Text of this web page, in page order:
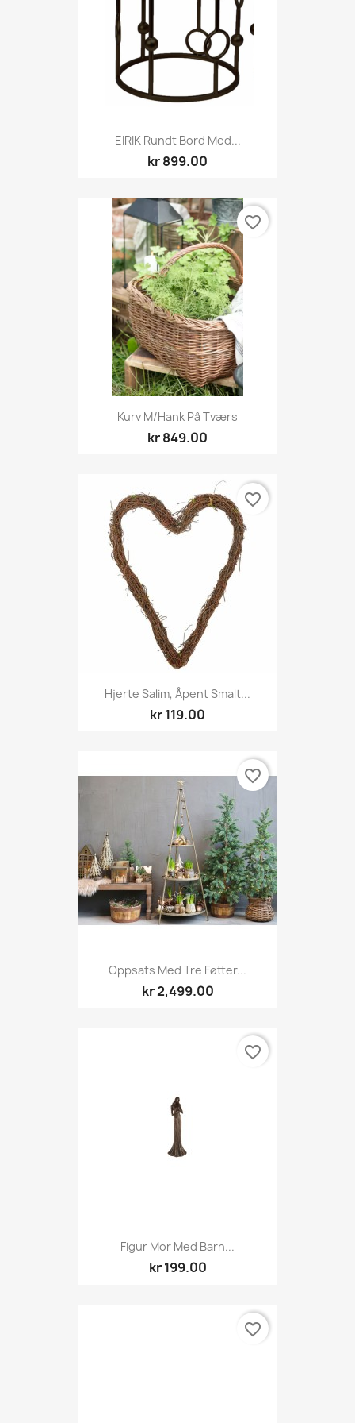
EIRIK Rundt Bord Med...
kr 899.00
Kurv M/hank På Tværs
kr 849.00
favorite_border
Hjerte Salim, Åpent Smalt...
kr 119.00
favorite_border
Oppsats Med Tre Føtter...
kr 2,499.00
favorite_border
Figur Mor Med Barn...
kr 199.00
favorite_border
favorite_border